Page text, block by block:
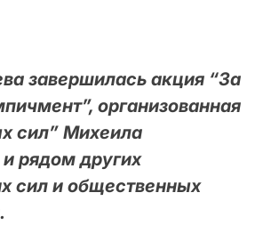
завершилась акция “За
организованная
сил” Михеила
рядом других
сил и общественных